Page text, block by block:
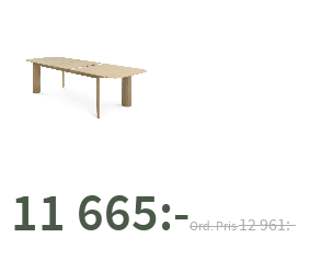
Nedsatt pris:
11 665:- 12 961:-